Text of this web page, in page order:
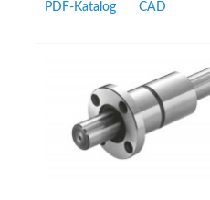
PDF-Katalog CAD